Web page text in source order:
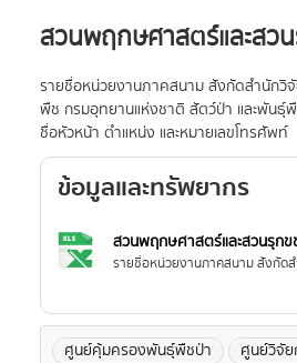
สวนพฤกษศาสตร์และสว
รายชื่อหน่วยงานภาคสนาม สังกัดสำนักวิ
พืช กรมอุทยานแห่งชาติ สัตว์ป่า และพัน
ชื่อหัวหน้า ตำแหน่ง และหมายเลขโทรศัพท์
ข้อมูลและทรัพยากร
สวนพฤกษศาสตร์และสวนรุก
ศูนย์คุ้มครองพันธุ์พืชป่า
ศูนย์วิจัย